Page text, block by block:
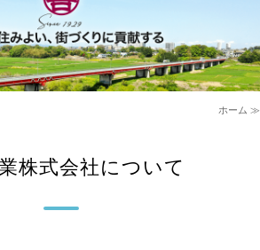
ホーム ≫
株式会社について